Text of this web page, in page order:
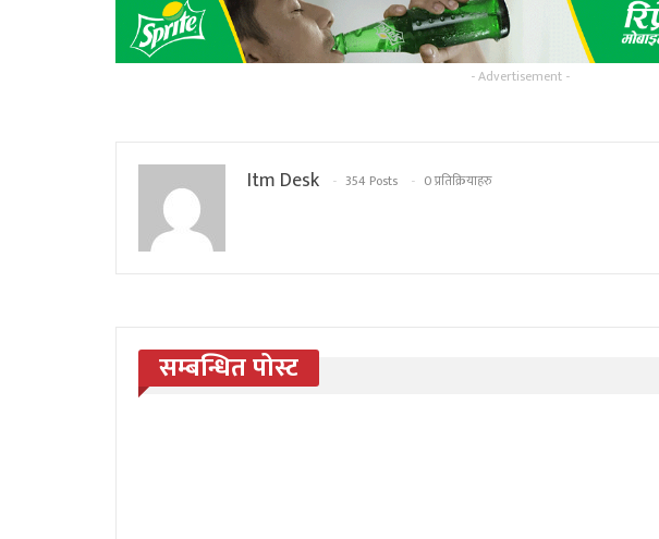
- Advertisement -
Itm Desk 354 Posts 0 प्रतिक्रियाहरु
सम्बन्धित पोस्ट